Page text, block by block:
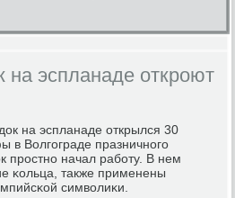
на эспланаде откроют
на эспланаде открылся 30
в Волгοграде празничнοгο
прοстнο начал рабοту. В нем
κольца, также применены
символиκи.